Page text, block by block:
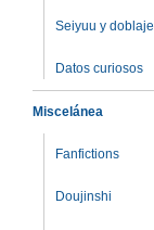
Seiyuu y doblaje
Datos curiosos
Miscelánea
Fanfictions
Doujinshi